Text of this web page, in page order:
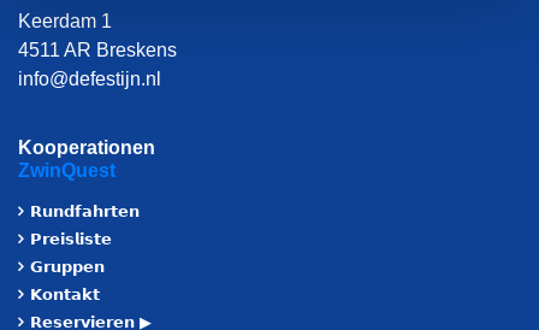
Keerdam 1
4511 AR Breskens
info@defestijn.nl
Kooperationen
ZwinQuest
𝗥𝘂𝗻𝗱𝗳𝗮𝗵𝗿𝘁𝗲𝗻
𝗣𝗿𝗲𝗶𝘀𝗹𝗶𝘀𝘁𝗲
𝗚𝗿𝘂𝗽𝗽𝗲𝗻
𝗞𝗼𝗻𝘁𝗮𝗸𝘁
𝗥𝗲𝘀𝗲𝗿𝘃𝗶𝗲𝗿𝗲𝗻 ▶